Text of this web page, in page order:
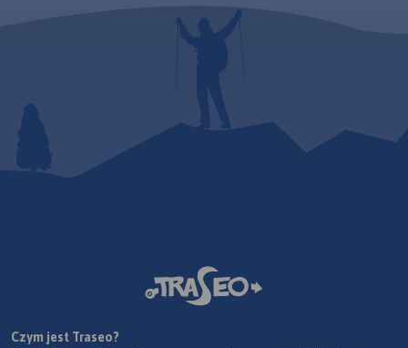
Czym jest Traseo?